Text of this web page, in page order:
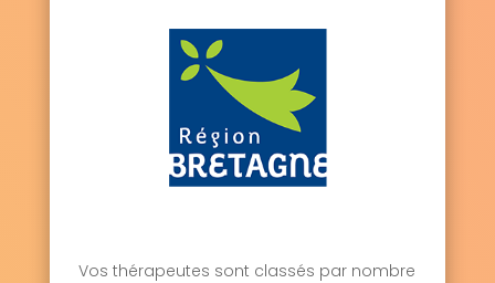
Vos thérapeutes sont classés par nombre